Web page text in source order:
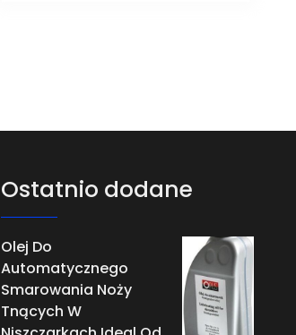
Ostatnio dodane
Olej Do
Automatycznego
Smarowania Noży
Tnących W